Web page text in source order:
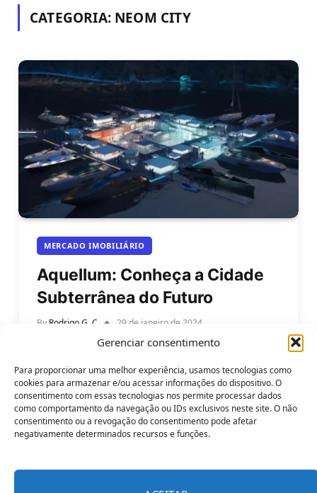
Gerenciar consentimento
Para proporcionar uma melhor experiência, usamos tecnologias como
cookies para armazenar e/ou acessar informações do dispositivo. O
consentimento com essas tecnologias nos permite processar dados
como comportamento da navegação ou IDs exclusivos neste site. O não
consentimento ou a revogação do consentimento pode afetar
negativamente determinados recursos e funções.
CATEGORIA: NEOM CITY
MERCADO IMOBILIÁRIO
Aquellum: Conheça a Cidade
Subterrânea do Futuro
By Rodrigo G. C 29 de janeiro de 2024
Conheça a Aquellum: a cidade subterrânea do
futuro. Você já imaginou como seria viver em uma
cidade escondida dentro de…